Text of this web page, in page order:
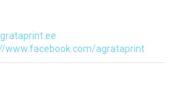
www.facebook.com/agrataprint